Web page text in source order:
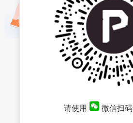
请使用 微信扫